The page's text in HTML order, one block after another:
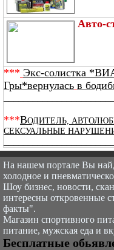
Авто-
*** Экс-солистка
Гры*вернулась в
***ВОДИТЕЛЬ,
СЕКСУАЛЬНЫЕ
На нашем портале Вы
холодное и
Шоу бизнес, новости,
интересны откровенные
факты".
Магазин спортивного
питание, мужская еда и
Бесплатные